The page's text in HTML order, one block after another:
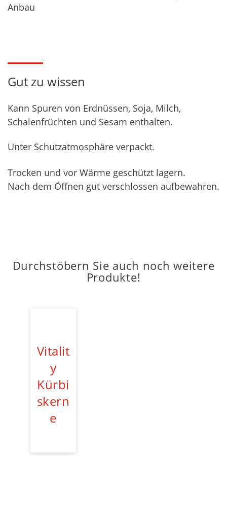
Anbau
Gut zu wissen
Kann Spuren von Erdnüssen, Soja, Milch,
Schalenfrüchten und Sesam enthalten.
Unter Schutzatmosphäre verpackt.
Trocken und vor Wärme geschützt lagern.
Nach dem Öffnen gut verschlossen aufbewahren.
Durchstöbern Sie auch noch weitere
Produkte!
Vitalit
y
Kürbi
skern
e